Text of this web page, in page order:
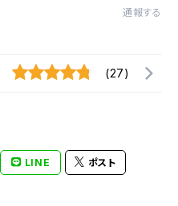
通報する
(27)
LINE ポスト